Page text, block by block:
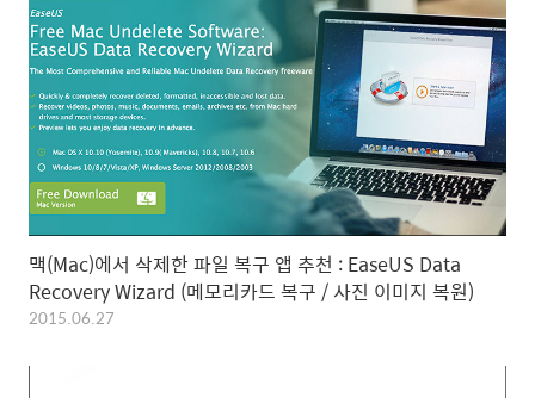
맥(Mac)에서 삭제한 파일 복구 앱 추천 : EaseUS Data
Recovery Wizard (메모리카드 복구 / 사진 이미지 복원)
2015.06.27